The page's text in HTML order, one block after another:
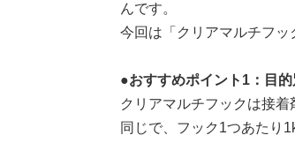
んです。
今回は「クリアマルチフッ
●おすすめポイント1：目
クリアマルチフックは接
同じで、フック1つあたり